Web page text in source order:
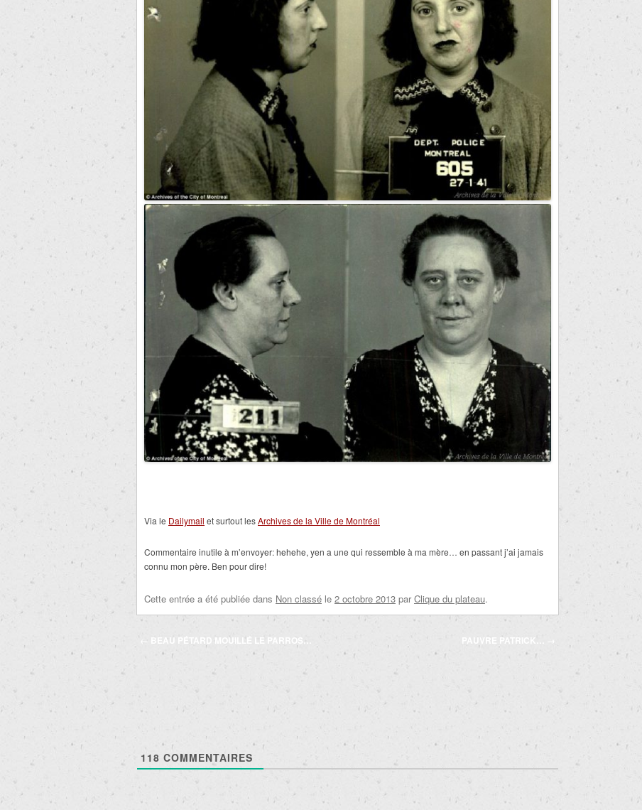
Via le Dailymail et surtout lesArchives de la Ville de Montréal
Commentaire inutile à m’envoyer: hehehe, yen a une qui ressemble à ma mère… en passant j’ai jamais
connu mon père. Ben pour dire!
Cette entrée a été publiée dans Non classé le 2 octobre 2013 par Clique du plateau.
Navigation
des
← BEAU PÉTARD MOUILLÉ LE PARROS… PAUVRE PATRICK… →
118 COMMENTAIRES